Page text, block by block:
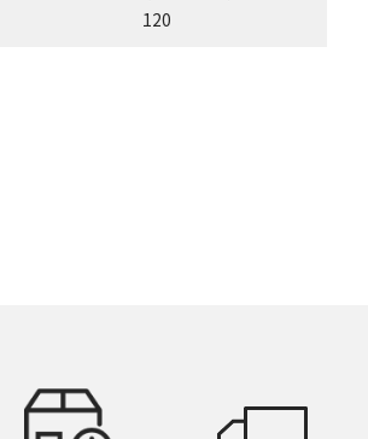
120